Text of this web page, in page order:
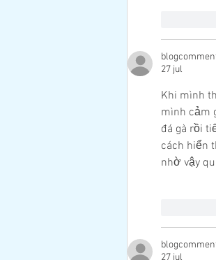
27 jul
Khi mình
mình cảm
đá gà rồi
cách hiển
nhờ vậy